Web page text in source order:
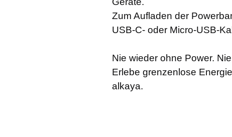
Zum Aufladen der
USB-C- oder Micro-USB-
Nie wieder ohne Power.
Erlebe grenzenlose
alkaya.